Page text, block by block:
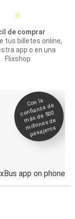
de comprar
tus billetes online,
app o en una
Flixshop
Con la
confianza de
más de 500
millones de
pasajeros